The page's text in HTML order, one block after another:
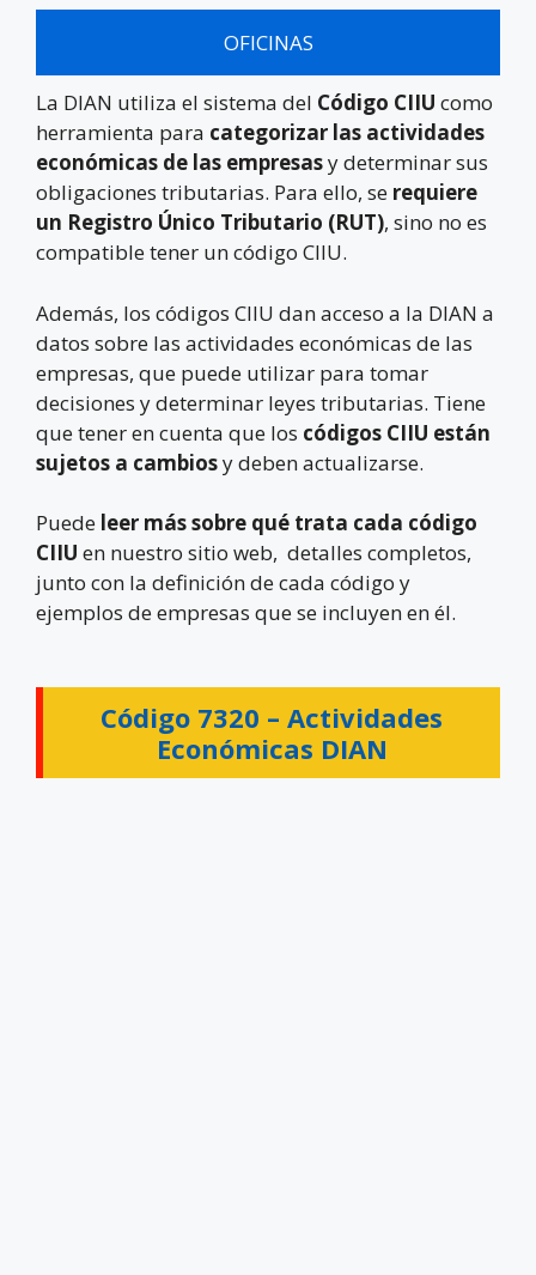
OFICINAS
La DIAN utiliza el sistema del Código CIIU como
herramienta para categorizar las actividades
económicas de las empresasy determinar sus
obligaciones tributarias. Para ello, se requiere
un Registro Único Tributario (RUT), sino no es
compatible tener un código CIIU.
Además, los códigos CIIU dan acceso a la DIAN a
datos sobre las actividades económicas de las
empresas, que puede utilizar para tomar
decisiones y determinar leyes tributarias. Tiene
que tener en cuenta que los códigos CIIU están
sujetos a cambiosy deben actualizarse.
Puede leer más sobre qué trata cada código
CIIU en nuestro sitio web, detalles completos,
junto con la definición de cada código y
ejemplos de empresas que se incluyen en él.
Código 7320 – Actividades
Económicas DIAN